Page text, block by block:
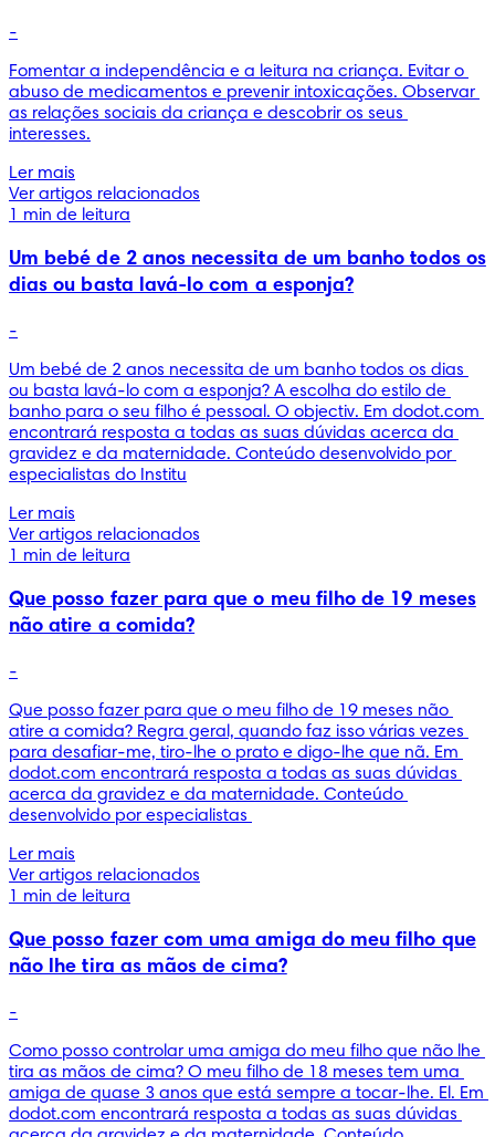
-
Fomentar a independência e a leitura na criança. Evitar o
abuso de medicamentos e prevenir intoxicações. Observar
as relações sociais da criança e descobrir os seus
interesses.
Ler mais
Ver artigos relacionados
1 min de leitura
Um bebé de 2 anos necessita de um banho todos os
dias ou basta lavá-lo com a esponja?
-
Um bebé de 2 anos necessita de um banho todos os dias
ou basta lavá-lo com a esponja? A escolha do estilo de
banho para o seu filho é pessoal. O objectiv. Em dodot.com
encontrará resposta a todas as suas dúvidas acerca da
gravidez e da maternidade. Conteúdo desenvolvido por
especialistas do Institu
Ler mais
Ver artigos relacionados
1 min de leitura
Que posso fazer para que o meu filho de 19 meses
não atire a comida?
-
Que posso fazer para que o meu filho de 19 meses não
atire a comida? Regra geral, quando faz isso várias vezes
para desafiar-me, tiro-lhe o prato e digo-lhe que nã. Em
dodot.com encontrará resposta a todas as suas dúvidas
acerca da gravidez e da maternidade. Conteúdo
desenvolvido por especialistas
Ler mais
Ver artigos relacionados
1 min de leitura
Que posso fazer com uma amiga do meu filho que
não lhe tira as mãos de cima?
-
Como posso controlar uma amiga do meu filho que não lhe
tira as mãos de cima? O meu filho de 18 meses tem uma
amiga de quase 3 anos que está sempre a tocar-lhe. El. Em
dodot.com encontrará resposta a todas as suas dúvidas